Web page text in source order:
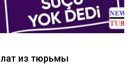
из тюрьмы